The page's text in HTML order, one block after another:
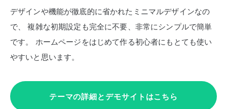
デザインや機能が徹底的に省かれたミニマルデザインなの
で、
複雑な初期設定も完全に不要、非常にシンプルで簡単
です。
ホームページをはじめて作る初心者にもとても使い
やすいと思います。
テーマの詳細とデモサイトはこちら